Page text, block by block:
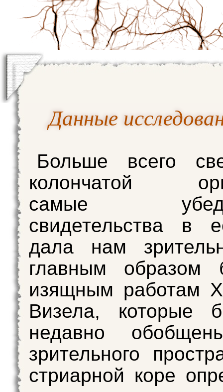
Данные
Больше всего
колончатой
самые
свидетельства в
дала нам
главным образом
изящным работам
Визела, которые
недавно
зрительного
стриарной коре